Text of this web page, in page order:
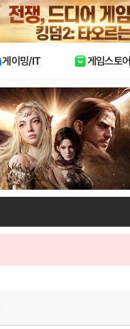
게이밍/IT 게임스토어